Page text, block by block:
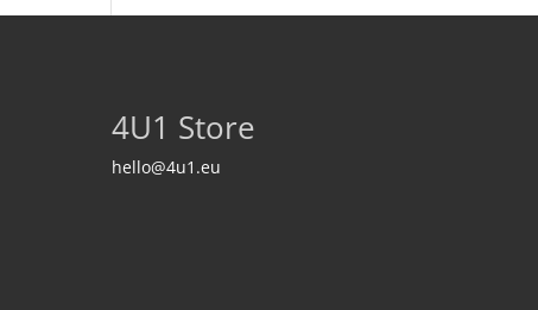
4U1 Store
hello@4u1.eu